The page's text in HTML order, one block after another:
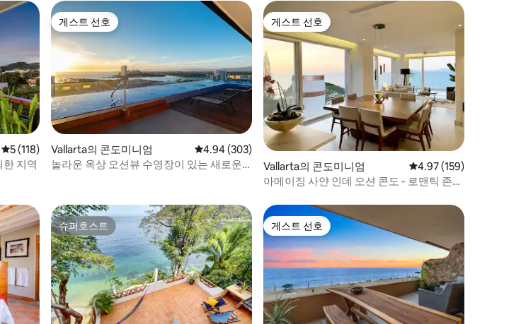
평점 5점(5점 만점), 후기 118개
5 (118)
지역
게스트 선호
게스트 선호
Vallarta의 콘도미니엄 평점 4.94점(5점 만점), 후기 303개
4.94 (303)
놀라운 옥상 오션뷰 수영장이 있는 새로운
게스트 선호
게스트 선호
Vallarta의 콘도미니엄 평점 4.97점(5점 만점),
4.97 (159)
아메이징 사얀 인데 오션 콘도 - 로맨틱 존
슈퍼호스트
슈퍼호스트 게스트 선호
게스트 선호